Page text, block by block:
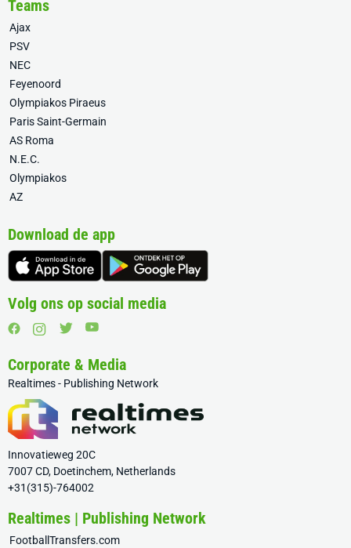
Teams
Ajax
PSV
NEC
Feyenoord
Olympiakos Piraeus
Paris Saint-Germain
AS Roma
N.E.C.
Olympiakos
AZ
Download de app
Volg ons op social media
Corporate & Media
Realtimes - Publishing Network
Innovatieweg 20C
7007 CD, Doetinchem, Netherlands
+31(315)-764002
Realtimes | Publishing Network
FootballTransfers.com